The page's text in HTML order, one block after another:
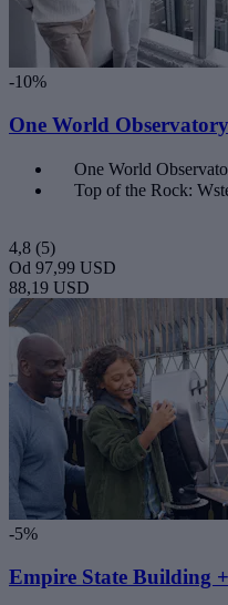
-10%
One World
One World
Top of the Rock:
4,8 (5)
Od 97,99 USD
88,19 USD
-5%
Empire State Building